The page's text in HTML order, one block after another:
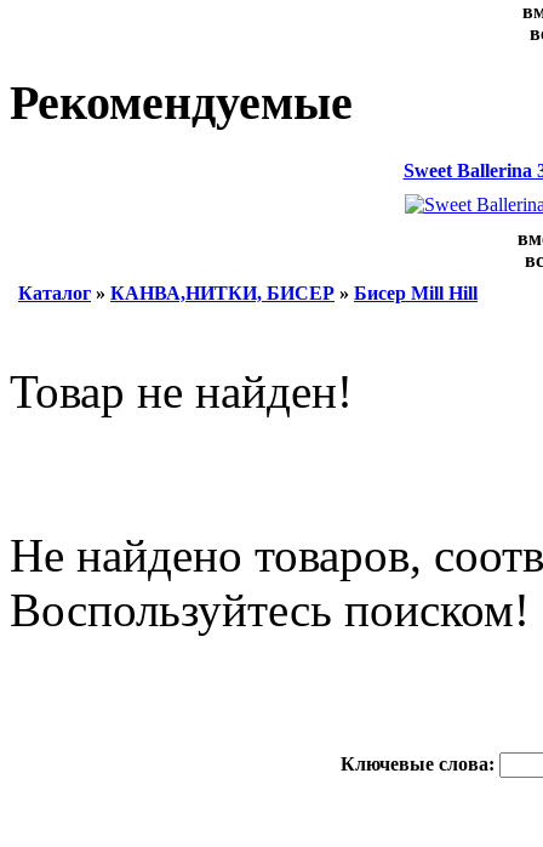
Рекомендуемые
Sweet Ballerina
Каталог » КАНВА,НИТКИ, БИСЕР » Бисер Mill Hill
Товар не найден!
Не найдено товаров,
Воспользуйтесь поиском!
Ключевые слова: